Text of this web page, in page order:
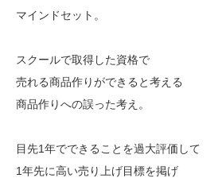
マインドセット。
スクールで取得した資格で
売れる商品作りができると考える
商品作りへの誤った考え。
目先1年でできることを過大評価して
1年先に高い売り上げ目標を掲げ